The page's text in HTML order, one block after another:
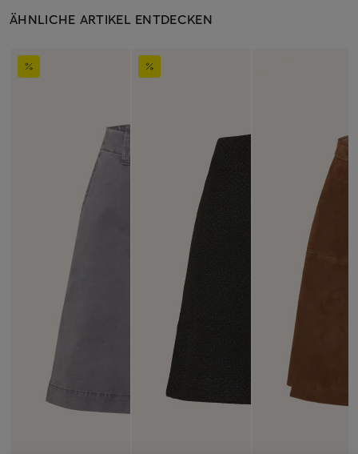
ÄHNLICHE ARTIKEL ENTDECKEN